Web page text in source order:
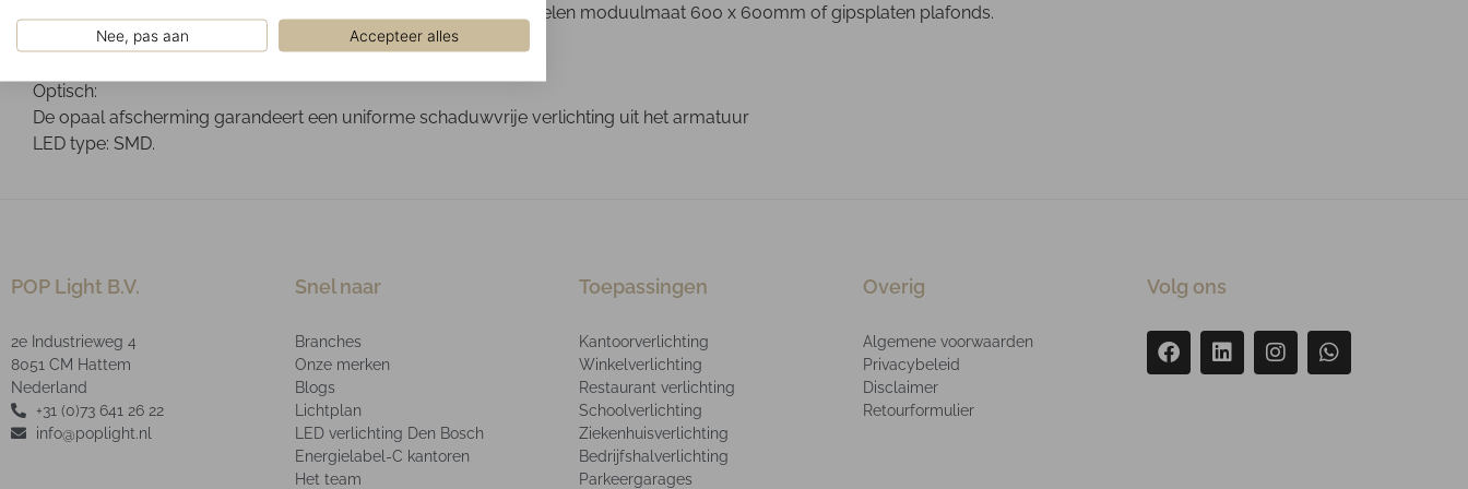
Nee, pas aan Accepteer alles
Geïnstalleerd in verlaagde systeemplafonds met zichtbare profielen moduulmaat 600 x 600mm of gipsplaten plafonds.
Ontwerp:
Optisch:
De opaal afscherming garandeert een uniforme schaduwvrije verlichting uit het armatuur
LED type: SMD.
POP Light B.V.
2e Industrieweg 4
8051 CM Hattem
Nederland
+31 (0)73 641 26 22
info@poplight.nl
Snel naar
Branches
Onze merken
Blogs
Lichtplan
LED verlichting Den Bosch
Energielabel-C kantoren
Het team
Toepassingen
Kantoorverlichting
Winkelverlichting
Restaurant verlichting
Schoolverlichting
Ziekenhuisverlichting
Bedrijfshalverlichting
Parkeergarages
Overig
Algemene voorwaarden
Privacybeleid
Disclaimer
Retourformulier
Volg ons